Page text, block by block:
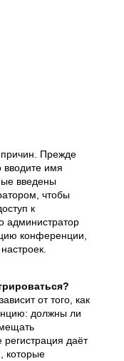
Прежде
вводите имя
введены
чтобы
к
администратор
конференции,
от того, как
должны ли
даёт
которые